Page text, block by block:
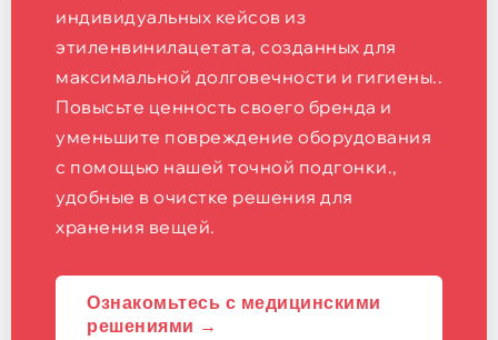
индивидуальных кейсов из
этиленвинилацетата, созданных для
максимальной долговечности и гигиены..
Повысьте ценность своего бренда и
уменьшите повреждение оборудования
с помощью нашей точной подгонки.,
удобные в очистке решения для
хранения вещей.
Ознакомьтесь с медицинскими
решениями →